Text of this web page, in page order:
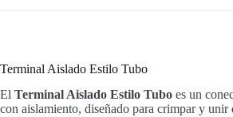
Terminal Aislado Estilo Tubo
El Terminal Aislado Estilo Tubo es un
con aislamiento, diseñado para crimpar y unir